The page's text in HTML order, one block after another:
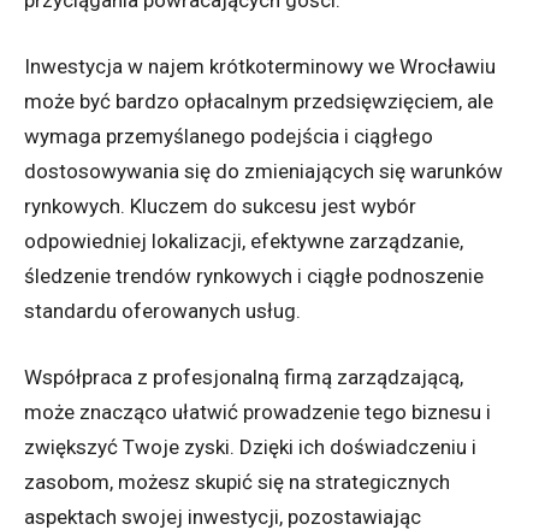
Inwestycja w najem krótkoterminowy we Wrocławiu
może być bardzo opłacalnym przedsięwzięciem, ale
wymaga przemyślanego podejścia i ciągłego
dostosowywania się do zmieniających się warunków
rynkowych. Kluczem do sukcesu jest wybór
odpowiedniej lokalizacji, efektywne zarządzanie,
śledzenie trendów rynkowych i ciągłe podnoszenie
standardu oferowanych usług.
Współpraca z profesjonalną firmą zarządzającą,
może znacząco ułatwić prowadzenie tego biznesu i
zwiększyć Twoje zyski. Dzięki ich doświadczeniu i
zasobom, możesz skupić się na strategicznych
aspektach swojej inwestycji, pozostawiając